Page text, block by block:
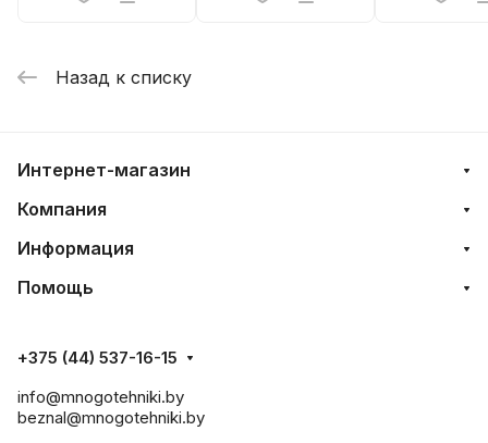
Назад к списку
Интернет-магазин
Компания
Информация
Помощь
+375 (44) 537-16-15
info@mnogotehniki.by
beznal@mnogotehniki.by